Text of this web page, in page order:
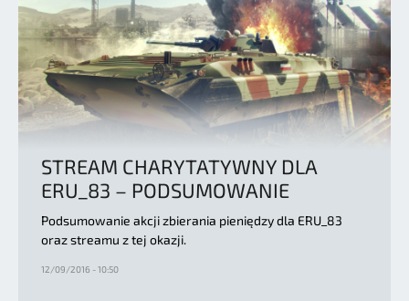
STREAM CHARYTATYWNY DLA
ERU_83 – PODSUMOWANIE
Podsumowanie akcji zbierania pieniędzy dla ERU_83
oraz streamu z tej okazji.
12/09/2016 - 10:50